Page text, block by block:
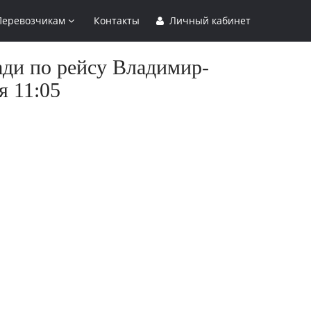
Контакты Личный кабинет
по рейсу Владимир-
11:05